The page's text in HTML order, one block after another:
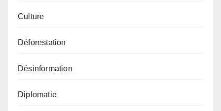
Culture
Déforestation
Désinformation
Diplomatie